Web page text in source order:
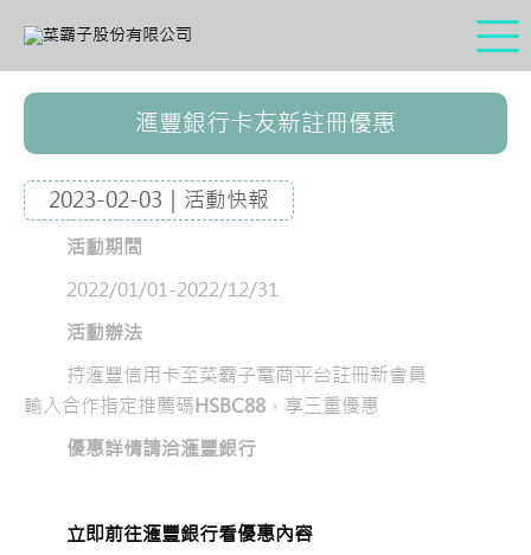
滙豐銀行卡友新註冊優惠
2023-02-03｜活動快報
活動期間
2022/01/01-2022/12/31
活動辦法
持滙豐信用卡至菜霸子電商平台註冊新會員
輸入合作指定推薦碼HSBC88 ，享三重優惠
優惠詳情請洽滙豐銀行
立即前往滙豐銀行看優惠內容